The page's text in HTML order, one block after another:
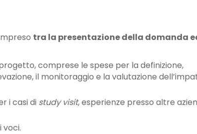
tra la presentazione della domanda
comprese le spese per la definizione,
il monitoraggio e la valutazione
i casi di study visit, esperienze presso altre
voci.